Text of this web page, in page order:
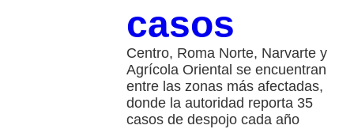
casos
Centro, Roma Norte, Narvarte y
Agrícola Oriental se encuentran
entre las zonas más afectadas,
donde la autoridad reporta 35
casos de despojo cada año